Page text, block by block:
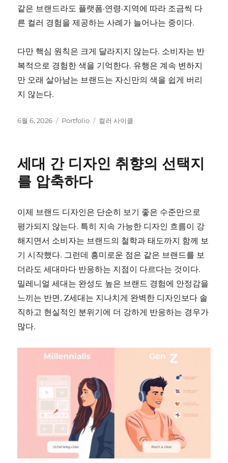
같은 브랜드라도 플랫폼·연령·지역에 따라 조금씩 다
른 컬러 경험을 제공하는 사례가 늘어나는 중이다.
다만 핵심 원칙은 크게 달라지지 않는다. 소비자는 반
복적으로 경험한 색을 기억한다. 유행은 계속 변하지
만 오래 살아남는 브랜드는 자신만의 색을 쉽게 버리
지 않는다.
작
6월 6, 2026
카
Portfolio
태
컬러 사이클
세대 간 디자인 취향의 선택지
를 압축하다
이제 브랜드 디자인은 단순히 보기 좋은 수준만으로
평가되지 않는다. 특히 지속 가능한 디자인 흐름이 강
해지면서 소비자는 브랜드의 철학과 태도까지 함께 보
기 시작했다. 그런데 흥미로운 점은 같은 브랜드를 보
더라도 세대마다 반응하는 지점이 다르다는 것이다.
밀레니얼 세대는 완성도 높은 브랜드 경험에 안정감을
느끼는 반면, Z세대는 지나치게 완벽한 디자인보다 솔
직하고 현실적인 분위기에 더 강하게 반응하는 경우가
많다.